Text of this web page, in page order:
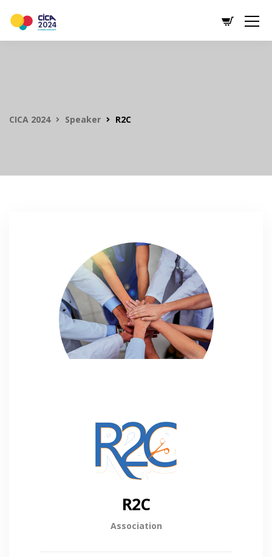
CICA 2024 Speaker R2C
R2C
Association